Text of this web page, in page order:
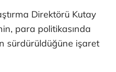
Direktörü Kutay
para politikasında
sürdürüldüğüne işaret